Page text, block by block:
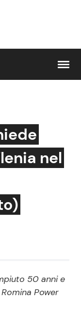
e TV
VIP
VIP
e Talent
nel
50 anni e
Power